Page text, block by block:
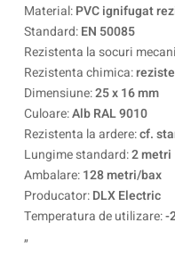
Material:PVC ignifugat
Standard:EN 50085
Rezistenta la socuri
Rezistenta chimica:
Dimensiune:25 x 16 mm
Culoare:Alb RAL 9010
Rezistenta la ardere:cf.
Lungime standard:2 metri
Ambalare:128 metri/bax
Producator:DLX Electric
Temperatura de utilizare:-
„